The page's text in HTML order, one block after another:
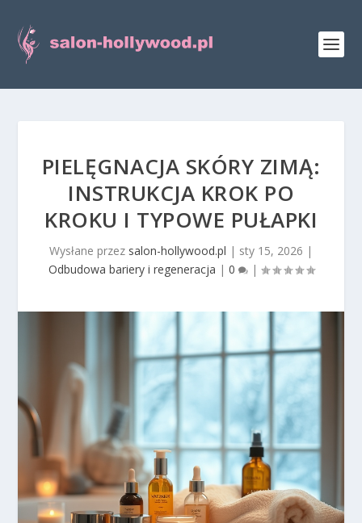
PIELĘGNACJA SKÓRY ZIMĄ:
INSTRUKCJA KROK PO
KROKU I TYPOWE PUŁAPKI
Wysłane przez salon-hollywood.pl | sty 15, 2026 |
Odbudowa bariery i regeneracja | 0 |